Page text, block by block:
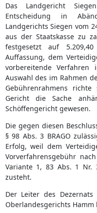
Das Landgericht
Entscheidung in
Landgerichts Siegen vom
aus der Staatskasse zu
festgesetzt auf
Auffassung, dem
vorbereitende
Auswahl des im Rahmen
Gebührenrahmens
Gericht die Sache
Schöffengericht gewesen.
Die gegen diesen
§ 98 Abs. 3 BRAGO
Erfolg, weil dem
Vorverfahrensgebühr
Variante 1, 83 Abs. 1 Nr.
zusteht.
Der Leiter des
Oberlandesgerichts